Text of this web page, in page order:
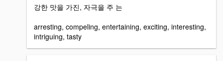
강한 맛을 가진, 자극을 주 는
arresting, compeling, entertaining, exciting, interesting,
intriguing, tasty